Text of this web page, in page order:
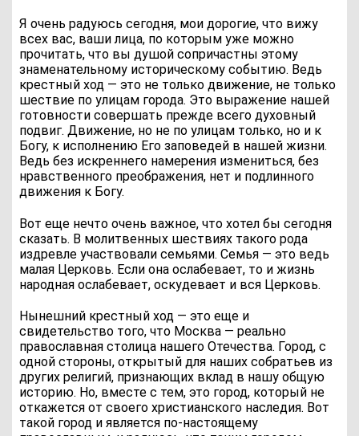
Я очень радуюсь сегодня, мои дорогие, что вижу
всех вас, ваши лица, по которым уже можно
прочитать, что вы душой сопричастны этому
знаменательному историческому событию. Ведь
крестный ход — это не только движение, не только
шествие по улицам города. Это выражение нашей
готовности совершать прежде всего духовный
подвиг. Движение, но не по улицам только, но и к
Богу, к исполнению Его заповедей в нашей жизни.
Ведь без искреннего намерения измениться, без
нравственного преображения, нет и подлинного
движения к Богу.
Вот еще нечто очень важное, что хотел бы сегодня
сказать. В молитвенных шествиях такого рода
издревле участвовали семьями. Семья — это ведь
малая Церковь. Если она ослабевает, то и жизнь
народная ослабевает, оскудевает и вся Церковь.
Нынешний крестный ход — это еще и
свидетельство того, что Москва — реально
православная столица нашего Отечества. Город, с
одной стороны, открытый для наших собратьев из
других религий, признающих вклад в нашу общую
историю. Но, вместе с тем, это город, который не
откажется от своего христианского наследия. Вот
такой город и является по-настоящему